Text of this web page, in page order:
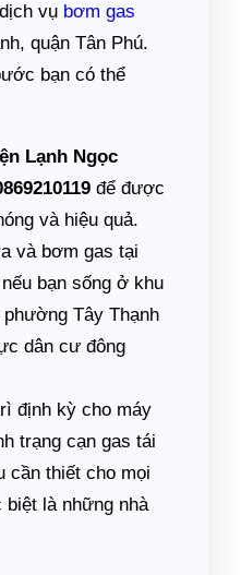
vụ bơm gas
quận Tân Phú.
bạn có thể
Lạnh Ngọc
để được
và hiệu quả.
và bơm gas tại
bạn sống ở khu
Tây Thạnh
dân cư đông
định kỳ cho máy
trạng cạn gas tái
cần thiết cho mọi
biệt là những nhà